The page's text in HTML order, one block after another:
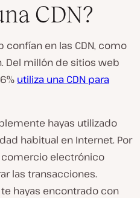
CDN?
en las CDN, como
Del millón de sitios web
utiliza una CDN para
hayas utilizado
habitual en Internet. Por
electrónico
las transacciones.
hayas encontrado con